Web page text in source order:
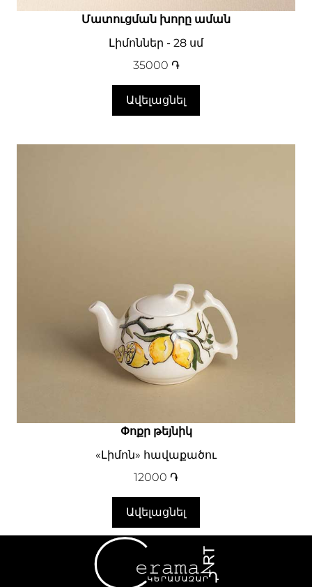
Մատուցման խորը աման
Լիմոններ - 28 սմ
35000 ֏
Ավելացնել
Փոքր թեյնիկ
«Լիմոն» հավաքածու
12000 ֏
Ավելացնել